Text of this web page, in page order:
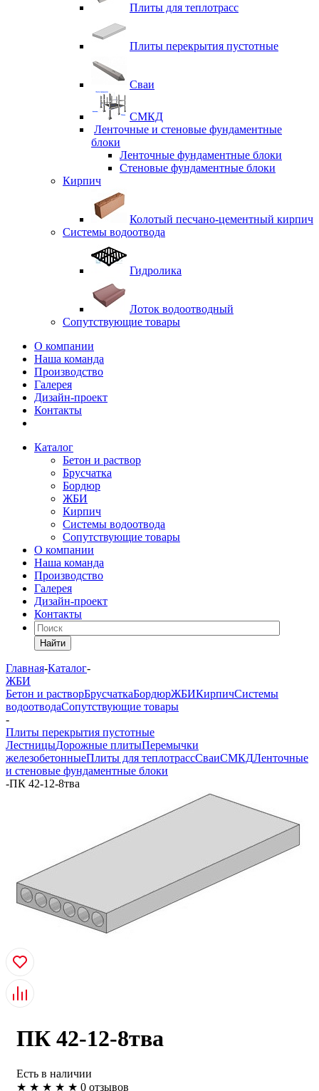
Плиты для теплотрасс
Плиты перекрытия пустотные
Сваи
СМКД
Ленточные и стеновые фундаментные
блоки
Ленточные фундаментные блоки
Стеновые фундаментные блоки
Кирпич
Колотый песчано-цементный кирпич
Системы водоотвода
Гидролика
Лоток водоотводный
Сопутствующие товары
О компании
Наша команда
Производство
Галерея
Дизайн-проект
Контакты
Каталог
Бетон и раствор
Брусчатка
Бордюр
ЖБИ
Кирпич
Системы водоотвода
Сопутствующие товары
О компании
Наша команда
Производство
Галерея
Дизайн-проект
Контакты
Найти
Главная-Каталог-
ЖБИ
Бетон и растворБрусчаткаБордюрЖБИКирпичСистемы
водоотводаСопутствующие товары
-
Плиты перекрытия пустотные
ЛестницыДорожные плитыПеремычки
железобетонныеПлиты для теплотрассСваиСМКДЛенточные
и стеновые фундаментные блоки
-ПК 42-12-8тва
ПК 42-12-8тва
Есть в наличии
★ ★ ★ ★ ★ 0 отзывов